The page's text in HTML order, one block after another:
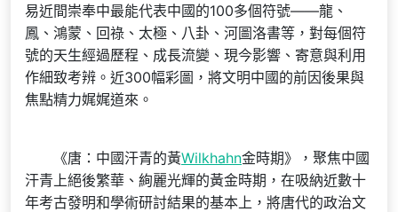
易近間崇奉中最能代表中國的100多個符號——龍、
鳳、鴻蒙、回祿、太極、八卦、河圖洛書等，對每個符
號的天生經過歷程、成長流變、現今影響、寄意與利用
作細致考辨。近300幅彩圖，將文明中國的前因後果與
焦點精力娓娓道來。
《唐：中國汗青的黃Wilkhahn金時期》，聚焦中國
汗青上絕後繁華、絢麗光輝的黃金時期，在吸納近數十
年考古發明和學術研討結果的基本上，將唐代的政治文